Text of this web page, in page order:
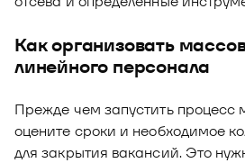
Как организовать
линейного персонала
Прежде чем запустить процесс
оцените сроки и необходимое
для закрытия вакансий. Это